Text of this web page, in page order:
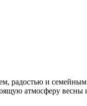
радостью и
атмосферу весны